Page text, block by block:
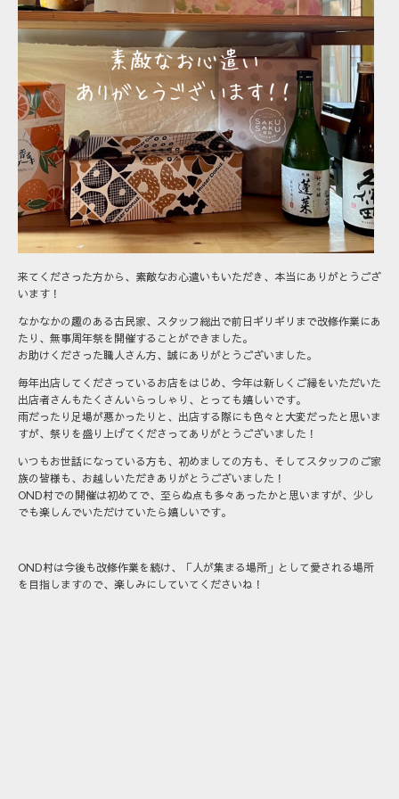
来てくださった方から、素敵なお心遣いもいただき、本当にありがとうござ
います！
なかなかの趣のある古民家、スタッフ総出で前日ギリギリまで改修作業にあ
たり、無事周年祭を開催することができました。
お助けくださった職人さん方、誠にありがとうございました。
毎年出店してくださっているお店をはじめ、今年は新しくご縁をいただいた
出店者さんもたくさんいらっしゃり、とっても嬉しいです。
雨だったり足場が悪かったりと、出店する際にも色々と大変だったと思いま
すが、祭りを盛り上げてくださってありがとうございました！
いつもお世話になっている方も、初めましての方も、そしてスタッフのご家
族の皆様も、お越しいただきありがとうございました！
OND村での開催は初めてで、至らぬ点も多々あったかと思いますが、少し
でも楽しんでいただけていたら嬉しいです。
OND村は今後も改修作業を続け、「人が集まる場所」として愛される場所
を目指しますので、楽しみにしていてくださいね！